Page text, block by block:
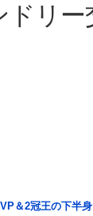
リー
＆2冠王の下半